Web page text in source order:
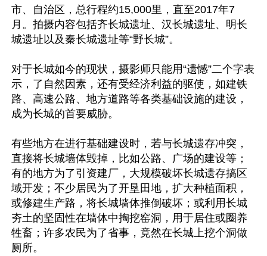
市、自治区，总行程约15,000里，直至2017年7
月。拍摄内容包括齐长城遗址、汉长城遗址、明长
城遗址以及秦长城遗址等“野长城”。
对于长城如今的现状，摄影师只能用“遗憾”二个字表
示，了自然因素，还有受经济利益的驱使，如建铁
路、高速公路、地方道路等各类基础设施的建设，
成为长城的首要威胁。
有些地方在进行基础建设时，若与长城遗存冲突，
直接将长城墙体毁掉，比如公路、广场的建设等；
有的地方为了引资建厂，大规模破坏长城遗存搞区
域开发；不少居民为了开垦田地，扩大种植面积，
或修建生产路，将长城墙体推倒破坏；或利用长城
夯土的坚固性在墙体中掏挖窑洞，用于居住或圈养
牲畜；许多农民为了省事，竟然在长城上挖个洞做
厕所。